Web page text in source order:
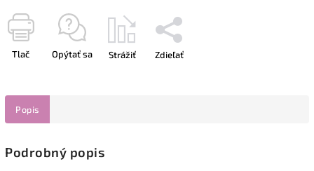
Tlač Opýtať sa Strážiť Zdieľať
Popis
Podrobný popis